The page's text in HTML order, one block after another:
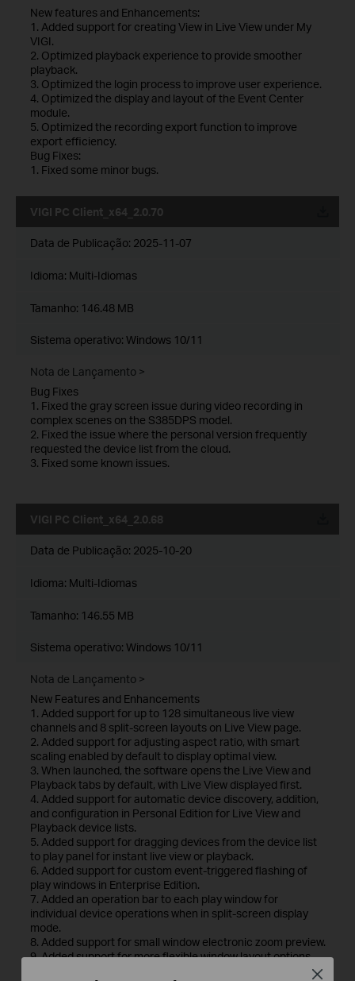
New features and Enhancements:
1. Added support for creating View in Live View under My
VIGI.
2. Optimized playback experience to provide smoother
playback.
3. Optimized the login process to improve user experience.
4. Optimized the display and layout of the Event Center
module.
5. Optimized the recording export function to improve
export efficiency.
Bug Fixes:
1. Fixed some minor bugs.
VIGI PC Client_x64_2.0.70
Data de Publicação: 2025-11-07
Idioma: Multi-Idiomas
Tamanho: 146.48 MB
Sistema operativo: Windows 10/11
Nota de Lançamento >
Bug Fixes
1. Fixed the gray screen issue during video recording in
complex scenes on the S385DPS model.
2. Fixed the issue where the personal version frequently
requested the device list from the cloud.
3. Fixed some known issues.
VIGI PC Client_x64_2.0.68
Data de Publicação: 2025-10-20
Idioma: Multi-Idiomas
Tamanho: 146.55 MB
Sistema operativo: Windows 10/11
Nota de Lançamento >
New Features and Enhancements
1. Added support for up to 128 simultaneous live view
channels and 8 split-screen layouts on Live View page.
2. Added support for adjusting aspect ratio, with smart
scaling enabled by default to display optimal view.
3. When launched, the software opens the Live View and
Playback tabs by default, with Live View displayed first.
4. Added support for automatic device discovery, addition,
and configuration in Personal Edition for Live View and
Playback device lists.
5. Added support for dragging devices from the device list
to play panel for instant live view or playback.
6. Added support for custom event-triggered flashing of
play windows in Enterprise Edition.
7. Added an operation bar to each play window for
individual device operations when in split-screen display
mode.
8. Added support for small window electronic zoom preview.
9. Added support for more flexible window layout options.
For more information about this software, please go to theClose